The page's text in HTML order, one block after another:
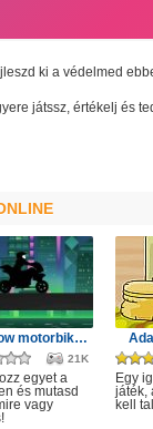
ki a védelmed
játssz, értékelj és
Shadow motorbike rider game
21K
egyet a
és mutasd
vagy
Egy
játék,
kell